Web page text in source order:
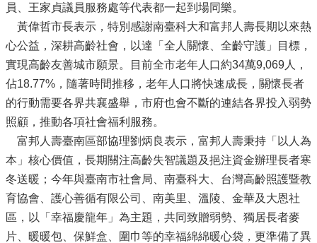
員、王家貞議員服務處等代表都一起到場同樂。
黃偉哲市長表示，特別感謝南臺科大和富邦人壽長期以來熱
心公益，深耕高齡社會，以達「全人關懷、全齡守護」目標，
實現高齡友善城市願景。目前全市老年人口約34萬9,069人，
佔18.77%，隨著時間推移，老年人口將快速成長，關懷長者
的行動需要各界共襄盛舉，市府也會不斷的連結各界投入弱勢
照顧，推動各項社會福利服務。
富邦人壽臺南區部協理劉炳良表示，富邦人壽秉持「以人為
本」核心價值，長期關注高齡失智議題及挹注資金辦理長者寒
冬送暖；今年與臺南市社會局、南臺科大、台灣高齡照護暨教
育協會、護心善循有限公司、南美里、溫陵、金華及大恩社
區，以「幸福慶龍年」為主題，共同致贈弱勢、獨居長者麥
片、暖暖包、保鮮盒、圍巾等的幸福綿綿暖心袋，更準備了異